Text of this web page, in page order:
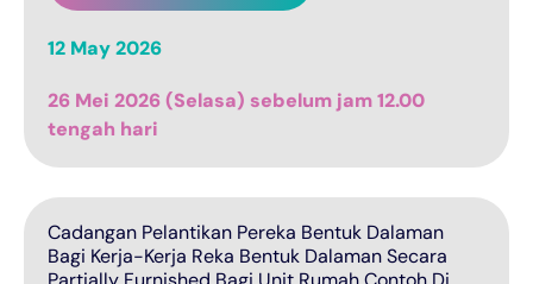
12 May 2026
26 Mei 2026 (Selasa) sebelum jam 12.00
tengah hari
Cadangan Pelantikan Pereka Bentuk Dalaman
Bagi Kerja-Kerja Reka Bentuk Dalaman Secara